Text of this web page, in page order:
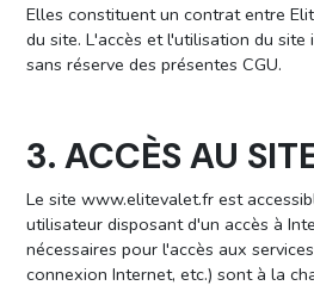
Elles constituent un contrat entre
du site. L'accès et l'utilisation du site
sans réserve des présentes CGU.
3. ACCÈS AU
Le site www.elitevalet.fr est
utilisateur disposant d'un accès à
nécessaires pour l'accès aux
connexion Internet, etc.) sont à la